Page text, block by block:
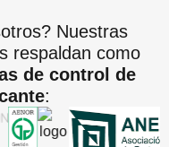
Nuestras
respaldan como
de control de
: